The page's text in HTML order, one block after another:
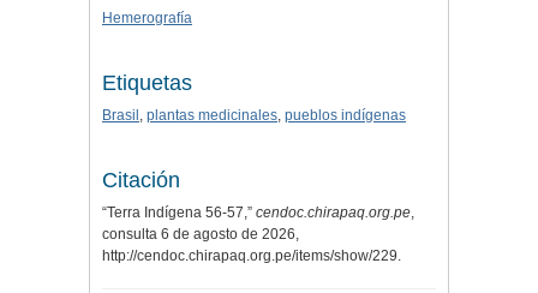
Hemerografía
Etiquetas
Brasil , plantas medicinales, pueblos indígenas
Citación
“Terra Indígena 56-57,” cendoc.chirapaq.org.pe,
consulta 6 de agosto de 2026,
http://cendoc.chirapaq.org.pe/items/show/229.